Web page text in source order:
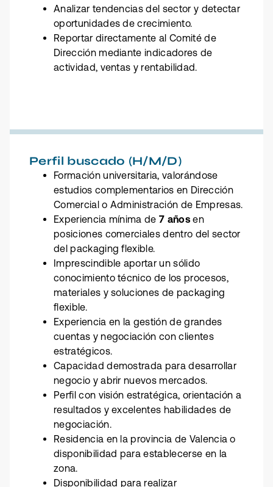
Analizar tendencias del sector y detectar
oportunidades de crecimiento.
Reportar directamente al Comité de
Dirección mediante indicadores de
actividad, ventas y rentabilidad.
Perfil buscado (H/M/D)
Formación universitaria, valorándose
estudios complementarios en Dirección
Comercial o Administración de Empresas.
Experiencia mínima de7 añosen
posiciones comerciales dentro del sector
del packaging flexible.
Imprescindible aportar un sólido
conocimiento técnico de los procesos,
materiales y soluciones de packaging
flexible.
Experiencia en la gestión de grandes
cuentas y negociación con clientes
estratégicos.
Capacidad demostrada para desarrollar
negocio y abrir nuevos mercados.
Perfil con visión estratégica, orientación a
resultados y excelentes habilidades de
negociación.
Residencia en la provincia de Valencia o
disponibilidad para establecerse en la
zona.
Disponibilidad para realizar